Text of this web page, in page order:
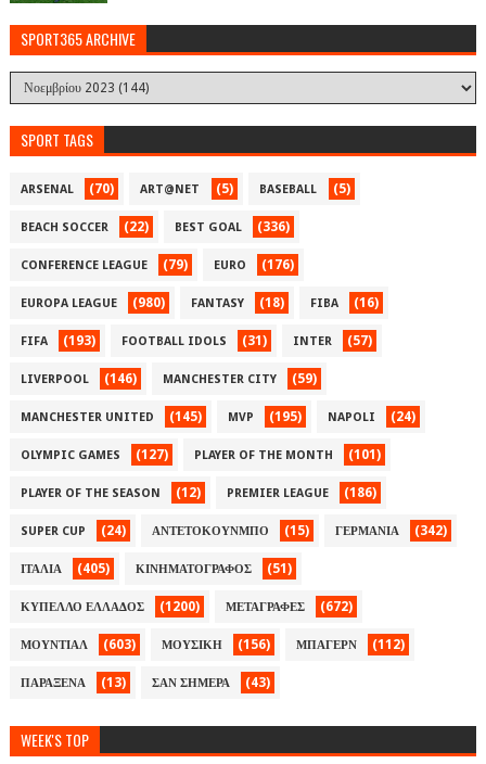
SPORT365 ARCHIVE
SPORT TAGS
ARSENAL (70) ART@NET (5) BASEBALL (5)
BEACH SOCCER (22) BEST GOAL (336)
CONFERENCE LEAGUE (79) EURO (176)
EUROPA LEAGUE (980) FANTASY (18) FIBA (16)
FIFA (193) FOOTBALL IDOLS (31) INTER (57)
LIVERPOOL (146) MANCHESTER CITY (59)
MANCHESTER UNITED (145) MVP (195) NAPOLI (24)
OLYMPIC GAMES (127) PLAYER OF THE MONTH (101)
PLAYER OF THE SEASON (12) PREMIER LEAGUE (186)
SUPER CUP (24) ΑΝΤΕΤΟΚΟΥΝΜΠΟ (15) ΓΕΡΜΑΝΙΑ (342)
ΙΤΑΛΙΑ (405) ΚΙΝΗΜΑΤΟΓΡΑΦΟΣ (51)
ΚΥΠΕΛΛΟ ΕΛΛΑΔΟΣ (1200) ΜΕΤΑΓΡΑΦΕΣ (672)
ΜΟΥΝΤΙΑΛ (603) ΜΟΥΣΙΚΗ (156) ΜΠΑΓΕΡΝ (112)
ΠΑΡΑΞΕΝΑ (13) ΣΑΝ ΣΗΜΕΡΑ (43)
WEEK'S TOP